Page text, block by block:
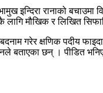
इन्दिरा रानाको
मौखिक र लिखित
बदनाम गरेर क्षणिक पदीय
बताएका छन् । पीडित